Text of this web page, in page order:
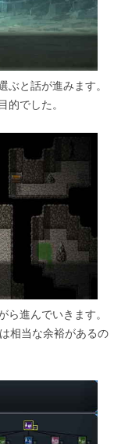
と話が進みます。
でした。
進んでいきます。
相当な余裕があるの